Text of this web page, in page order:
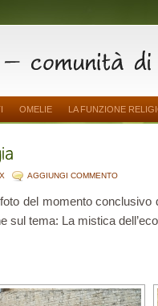
OMELIE LA FUNZIONE
AGGIUNGI COMMENTO
del momento conclusivo
sul tema: La mistica